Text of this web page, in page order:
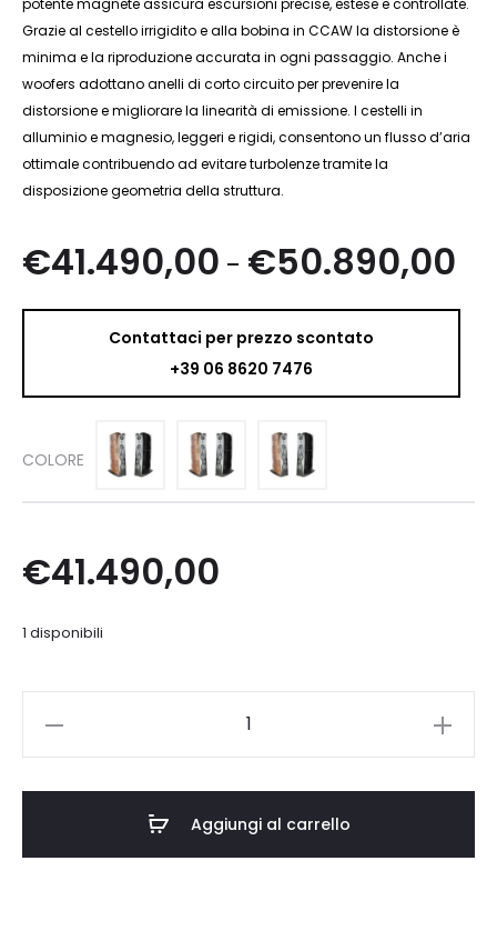
potente magnete assicura escursioni precise, estese e controllate.
Grazie al cestello irrigidito e alla bobina in CCAW la distorsione è
minima e la riproduzione accurata in ogni passaggio. Anche i
woofers adottano anelli di corto circuito per prevenire la
distorsione e migliorare la linearità di emissione. I cestelli in
alluminio e magnesio, leggeri e rigidi, consentono un flusso d’aria
ottimale contribuendo ad evitare turbolenze tramite la
disposizione geometria della struttura.
€41.490,00 - €50.890,00
di
Contattaci per prezzo scontato
+39 06 8620 7476
COLORE
€41.490,00
1 disponibili
Aggiungi al carrello